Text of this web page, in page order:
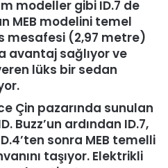
modeller gibi ID.7 de
MEB modelini temel
mesafesi (2,97 metre)
avantaj sağlıyor ve
lüks bir sedan
Çin pazarında sunulan
Buzz’un ardından ID.7,
sonra MEB temelli
taşıyor. Elektrikli